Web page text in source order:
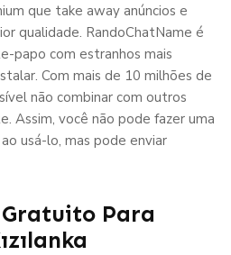
que take away anúncios e
qualidade. RandoChatName é
papo com estranhos mais
Com mais de 10 milhões de
não combinar com outros
Assim, você não pode fazer uma
usá-lo, mas pode enviar
Para